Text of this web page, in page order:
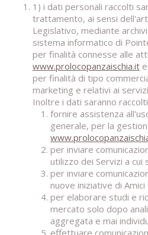
1) i dati personali raccolti
trattamento, ai sensi
Legislativo, mediante
sistema informatico di
per finalità connesse alle
www.prolocopanzaischia.it
per finalità di tipo
marketing e relativi ai
Inoltre i dati saranno
fornire assistenza
generale, per la
per inviare
utilizzo dei Servizi a cui
per inviare
nuove iniziative di Amici
per elaborare studi e
mercato solo dopo
aggregata e mai